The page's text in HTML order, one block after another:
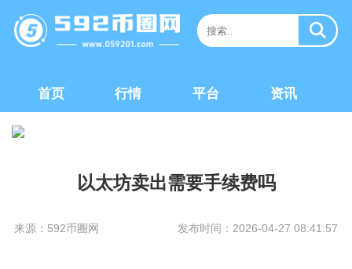
首页 行情 平台 资讯
以太坊卖出需要手续费吗
来源：592币圈网 发布时间：2026-04-27 08:41:57